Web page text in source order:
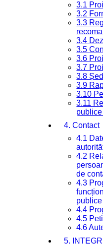
3.1
3.2
3.3
3.4
3.5
3.6
3.7
3.8
3.9
3.10
3.11
4. Contact
4.1
4.2
de
4.3
publice
4.4
4.5
4.6
5.